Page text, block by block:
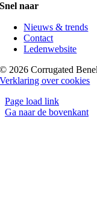
Snel naar
Nieuws & trends
Contact
Ledenwebsite
© 2026 Corrugated
Verklaring over cookies
Page load link
Ga naar de bovenkant